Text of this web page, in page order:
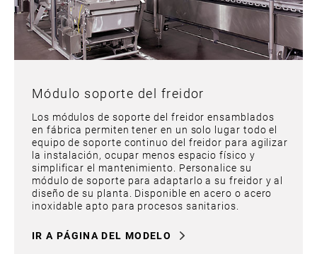
Módulo soporte del freidor
Los módulos de soporte del freidor ensamblados
en fábrica permiten tener en un solo lugar todo el
equipo de soporte continuo del freidor para agilizar
la instalación, ocupar menos espacio físico y
simplificar el mantenimiento. Personalice su
módulo de soporte para adaptarlo a su freidor y al
diseño de su planta. Disponible en acero o acero
inoxidable apto para procesos sanitarios.
IR A PÁGINA DEL MODELO